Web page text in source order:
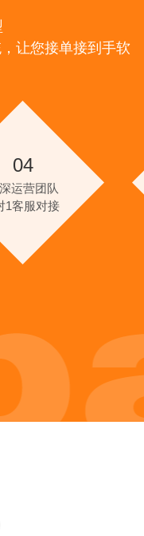
让您接单接到手软
04
运营团队
1客服对接